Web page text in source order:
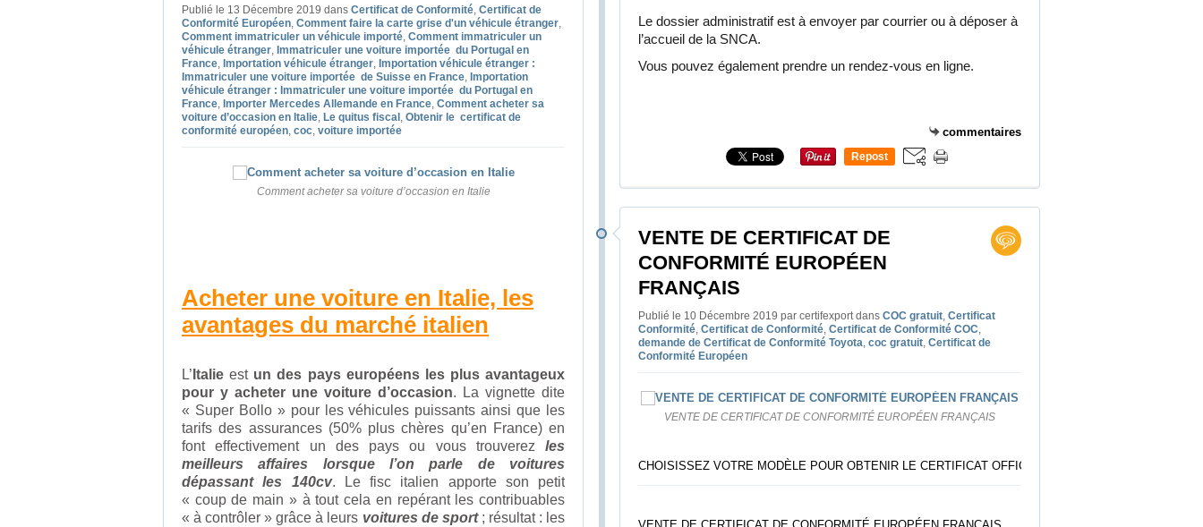
Publié le 13 Décembre 2019 dans Certificat de Conformité Certificat de
Conformité Européen Comment faire la carte grise d'un véhicule étranger
Comment immatriculer un véhicule importé Comment immatriculer un
véhicule étranger Immatriculer une voiture importée du Portugal en
France Importation véhicule étranger Importation véhicule étranger :
Immatriculer une voiture importée de Suisse en France Importation
véhicule étranger : Immatriculer une voiture importée du Portugal en
France Importer Mercedes Allemande en France Comment acheter sa
voiture d’occasion en Italie Le quitus fiscal Obtenir le certificat de
conformité européen coc voiture importée
Comment acheter sa voiture d’occasion en Italie
Acheter une voiture en Italie, les
avantages du marché italien
L’ Italie est un des pays européens les plus avantageux
pour y acheter une voiture d’occasion. La vignette dite
« Super Bollo » pour les véhicules puissants ainsi que les
tarifs des assurances (50% plus chères qu’en France) en
font effectivement un des pays ou vous trouverez les
meilleurs affaires lorsque l’on parle de voitures
dépassant les 140cv. Le fisc italien apporte son petit
« coup de main » à tout cela en repérant les contribuables
« à contrôler » grâce à leurs voitures de sport ; résultat : les
Le dossier administratif est à envoyer par courrier ou à déposer à
l’accueil de la SNCA.
Vous pouvez également prendre un rendez-vous en ligne.
commentaires
Repost
VENTE DE CERTIFICAT DE
CONFORMITÉ EUROPÉEN
FRANÇAIS
Publié le 10 Décembre 2019 par certifexport dans COC gratuit Certificat
Conformité Certificat de Conformité Certificat de Conformité COC
demande de Certificat de Conformité Toyota coc gratuit Certificat de
Conformité Européen
VENTE DE CERTIFICAT DE CONFORMITÉ EUROPÉEN FRANÇAIS
CHOISISSEZ VOTRE MODÈLE POUR OBTENIR LE CERTIFICAT OFFICIEL